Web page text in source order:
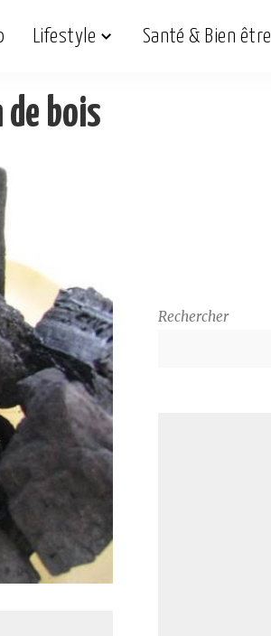
Lifestyle Santé & Bien être
de bois
Rechercher